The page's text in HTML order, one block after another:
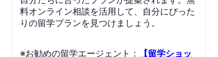
料オンライン相談を活用して、自分にぴった
りの留学プランを見つけましょう。
※お勧めの留学エージェント：
【留学ショッ